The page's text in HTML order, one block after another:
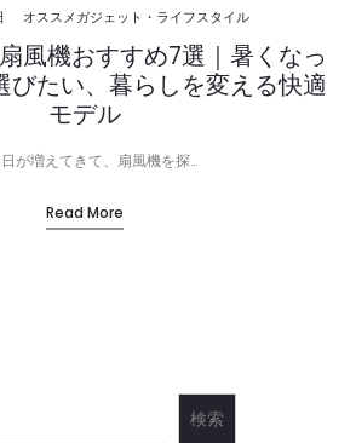
オススメガジェット・ライフスタイル
風機おすすめ7選｜暑くなっ
びたい、暮らしを変える快適
モデル
が増えてきて、扇風機を探…
Read More
検索